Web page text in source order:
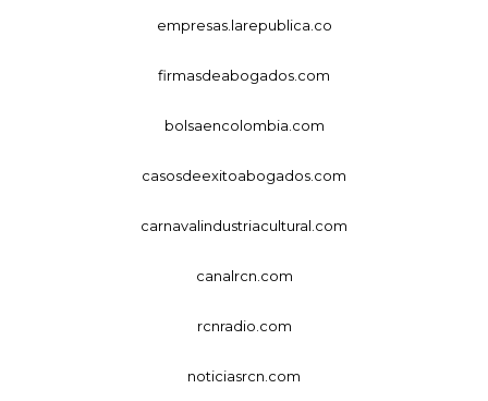
empresas.larepublica.co
firmasdeabogados.com
bolsaencolombia.com
casosdeexitoabogados.com
carnavalindustriacultural.com
canalrcn.com
rcnradio.com
noticiasrcn.com